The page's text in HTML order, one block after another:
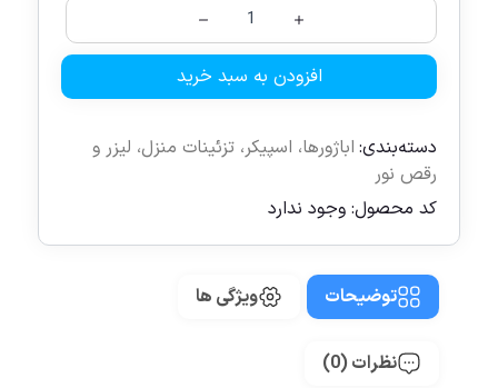
افزودن به سبد خرید
دسته‌بندی: اباژورها، اسپیکر، تزئینات منزل، لیزر و
رقص نور
کد محصول: وجود ندارد
توضیحات ویژگی ها
نظرات (0)